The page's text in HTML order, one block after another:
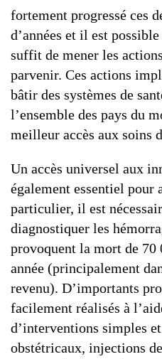
fortement progressé ces
d’années et il est
suffit de mener les
parvenir. Ces actions
bâtir des systèmes de
l’ensemble des pays du
meilleur accès aux soins
Un accès universel aux
également essentiel pour
particulier, il est
diagnostiquer les
provoquent la mort de 70
année (principalement
revenu). D’importants
facilement réalisés à
d’interventions simples
obstétricaux, injections